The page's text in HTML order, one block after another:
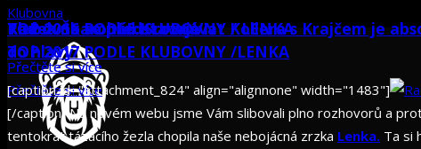
Klubovna
TOP 2017 PODLE KLUBOVNY /LENKA
Přečtěte si více
Radek Škarohlíd: Srovnávat Kollera s Krajčem je
do hlavy
[caption id="attachment_824" align="alignnone" width="1483"]
[/caption] Na novém webu jsme Vám slibovali plno rozhovorů a
tentokrát tázacího žezla chopila naše nebojácná zrzka Lenka. Ta si
TOP 2016 PODLE KLUBOVNY / LENKA
Přečtěte si více
Klubovna se představuje
Přečtěte si více